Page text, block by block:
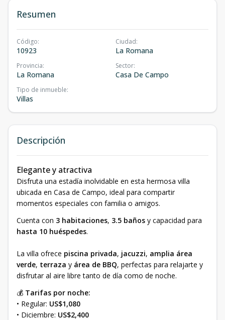
Resumen
Código:
10923
Ciudad:
La Romana
Provincia:
La Romana
Sector:
Casa De Campo
Tipo de inmueble:
Villas
Descripción
Elegante y atractiva
Disfruta una estadía inolvidable en esta hermosa villa
ubicada en Casa de Campo, ideal para compartir
momentos especiales con familia o amigos.
Cuenta con 3 habitaciones, 3.5 baños y capacidad para
hasta 10 huéspedes.
La villa ofrece piscina privada, jacuzzi, amplia área
verde, terraza y área de BBQ, perfectas para relajarte y
disfrutar al aire libre tanto de día como de noche.
💰 Tarifas por noche:
• Regular: US$1,080
• Diciembre: US$2,400